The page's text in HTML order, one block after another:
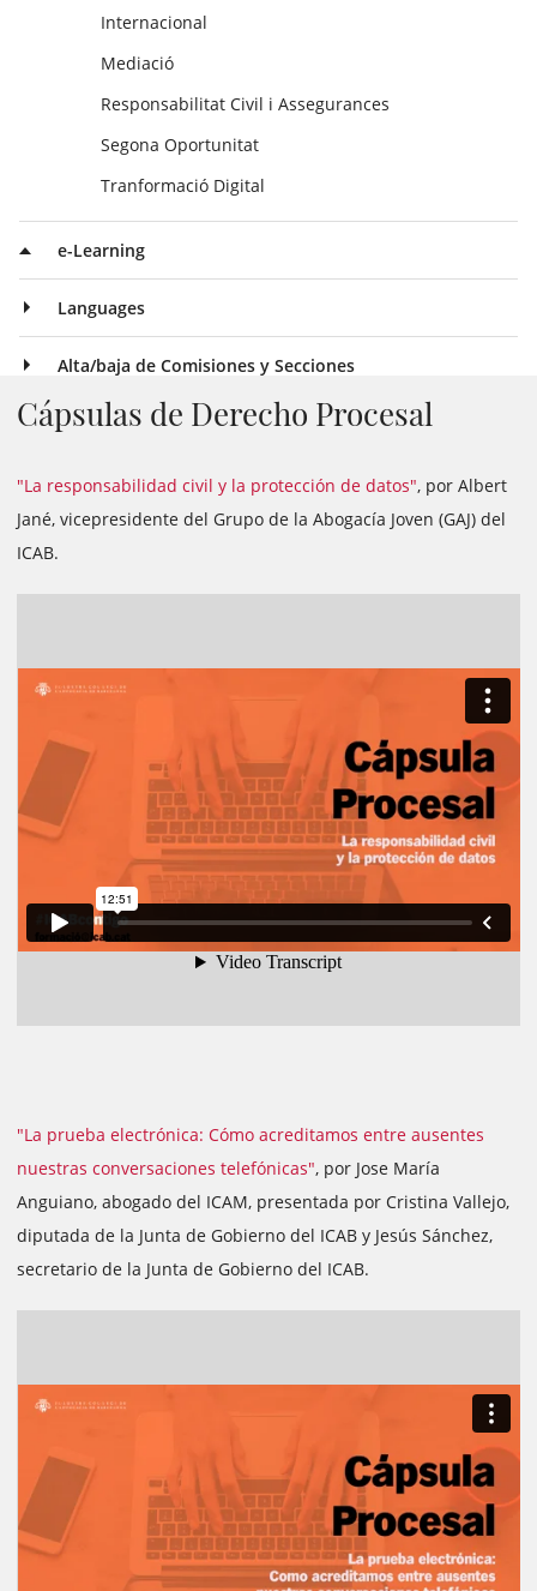
Internacional
Mediació
Responsabilitat Civil i Assegurances
Segona Oportunitat
Tranformació Digital
e-Learning
Languages
Alta/baja de Comisiones y Secciones
Cápsulas de Derecho Procesal
"La responsabilidad civil y la protección de datos", por Albert
Jané, vicepresidente del Grupo de la Abogacía Joven (GAJ) del
ICAB.
"La prueba electrónica: Cómo acreditamos entre ausentes
nuestras conversaciones telefónicas", por Jose María
Anguiano, abogado del ICAM, presentada por Cristina Vallejo,
diputada de la Junta de Gobierno del ICAB y Jesús Sánchez,
secretario de la Junta de Gobierno del ICAB.